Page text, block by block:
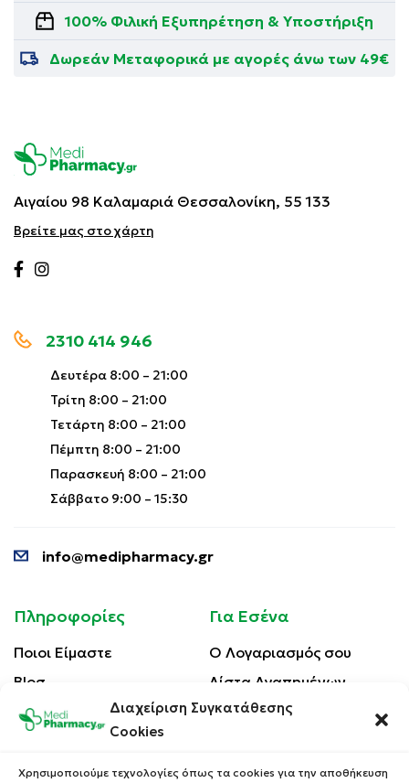
Διαχείριση Συγκατάθεσης
Cookies
Χρησιμοποιούμε τεχνολογίες όπως τα cookies για την αποθήκευση
100% Φιλική Εξυπηρέτηση & Υποστήριξη
Δωρεάν Μεταφορικά με αγορές άνω των 49€
Αιγαίου 98 Καλαμαριά Θεσσαλονίκη, 55 133
Βρείτε μας στο χάρτη
2310 414 946
Δευτέρα 8:00 – 21:00
Τρίτη 8:00 – 21:00
Τετάρτη 8:00 – 21:00
Πέμπτη 8:00 – 21:00
Παρασκευή 8:00 – 21:00
Σάββατο 9:00 – 15:30
info@medipharmacy.gr
Πληροφορίες
Ποιοι Είμαστε
Blog
Επικοινωνία
Για Εσένα
Ο Λογαριασμός σου
Λίστα Αγαπημένων
Οι Παραγγελίες σου
Κέρδισε Κουπόνι